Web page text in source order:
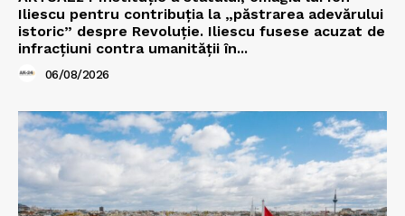
Iliescu pentru contribuția la „păstrarea adevărului
istoric” despre Revoluție. Iliescu fusese acuzat de
infracțiuni contra umanității în...
06/08/2026